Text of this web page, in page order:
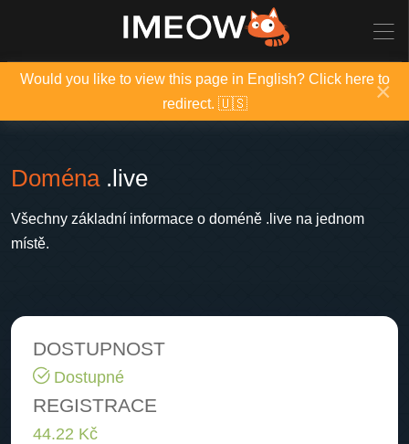
Would you like to view this page in English? Click here to
redirect. 🇺🇸
×
Doména.live
Všechny základní informace o doméně .live na jednom
místě.
DOSTUPNOST
Dostupné
REGISTRACE
44.22 Kč